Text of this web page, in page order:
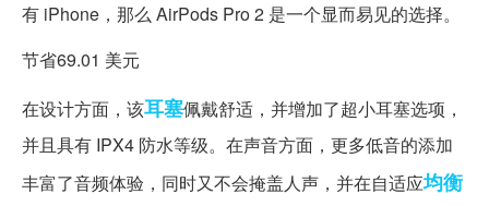
有 iPhone，那么 AirPods Pro 2 是一个显而易见的选择。
节省69.01 美元
在设计方面，该耳塞佩戴舒适，并增加了超小耳塞选项，
并且具有 IPX4 防水等级。在声音方面，更多低音的添加
丰富了音频体验，同时又不会掩盖人声，并在自适应均衡